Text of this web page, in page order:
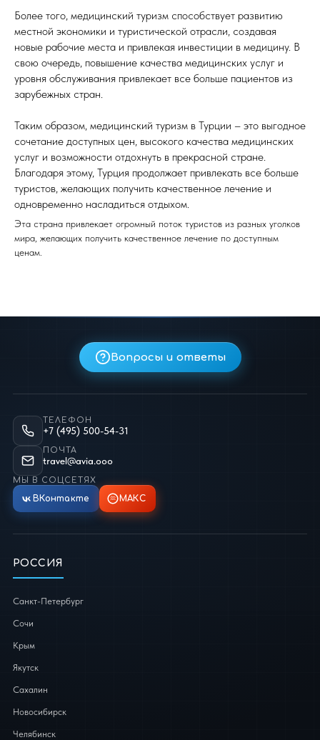
Более того, медицинский туризм способствует развитию
местной экономики и туристической отрасли, создавая
новые рабочие места и привлекая инвестиции в медицину. В
свою очередь, повышение качества медицинских услуг и
уровня обслуживания привлекает все больше пациентов из
зарубежных стран.
Таким образом, медицинский туризм в Турции – это выгодное
сочетание доступных цен, высокого качества медицинских
услуг и возможности отдохнуть в прекрасной стране.
Благодаря этому, Турция продолжает привлекать все больше
туристов, желающих получить качественное лечение и
одновременно насладиться отдыхом.
Эта страна привлекает огромный поток туристов из разных уголков
мира, желающих получить качественное лечение по доступным
ценам.
Вопросы и ответы
ТЕЛЕФОН
+7 (495) 500-54-31
ПОЧТА
travel@avia.ooo
МЫ В СОЦСЕТЯХ
ВКонтакте МАКС
РОССИЯ
Санкт-Петербург
Сочи
Крым
Якутск
Сахалин
Новосибирск
Челябинск